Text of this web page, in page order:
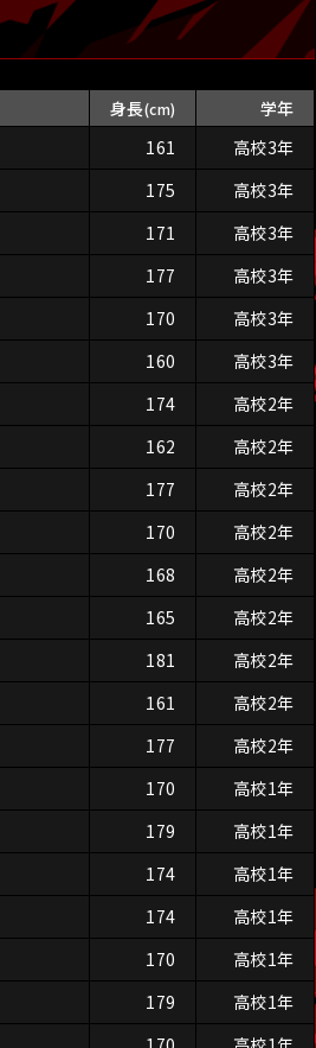
身長(cm)
学年
161
高校3年
175
高校3年
171
高校3年
177
高校3年
170
高校3年
160
高校3年
174
高校2年
162
高校2年
177
高校2年
170
高校2年
168
高校2年
165
高校2年
181
高校2年
161
高校2年
177
高校2年
170
高校1年
179
高校1年
174
高校1年
174
高校1年
170
高校1年
179
高校1年